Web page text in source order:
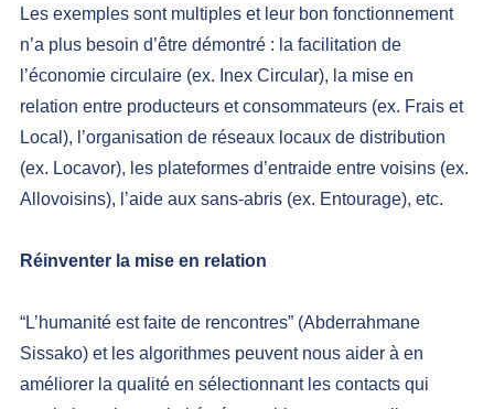
Les exemples sont multiples et leur bon fonctionnement
n’a plus besoin d’être démontré : la facilitation de
l’économie circulaire (ex. Inex Circular), la mise en
relation entre producteurs et consommateurs (ex. Frais et
Local), l’organisation de réseaux locaux de distribution
(ex. Locavor), les plateformes d’entraide entre voisins (ex.
Allovoisins), l’aide aux sans-abris (ex. Entourage), etc.
Réinventer la mise en relation
“L’humanité est faite de rencontres” (Abderrahmane
Sissako) et les algorithmes peuvent nous aider à en
améliorer la qualité en sélectionnant les contacts qui